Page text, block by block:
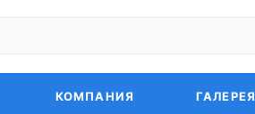
КОМПАНИЯ ГАЛЕРЕЯ